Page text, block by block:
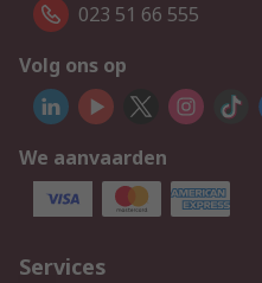
023 51 66 555
Volg ons op
We aanvaarden
Services